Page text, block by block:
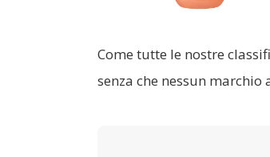
Come tutte le nostre
senza che nessun